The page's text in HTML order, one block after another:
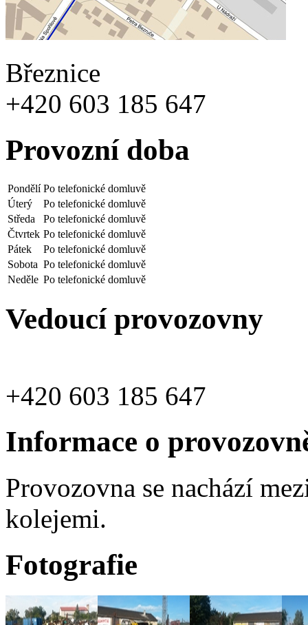
Březnice
+420 603 185 647
Provozní doba
Pondělí Po telefonické domluvě
Úterý
Po telefonické domluvě
Středa
Po telefonické domluvě
Čtvrtek Po telefonické domluvě
Pátek
Po telefonické domluvě
Sobota Po telefonické domluvě
Neděle Po telefonické domluvě
Vedoucí provozovny
+420 603 185 647
Informace o
Provozovna se nachází
kolejemi.
Fotografie